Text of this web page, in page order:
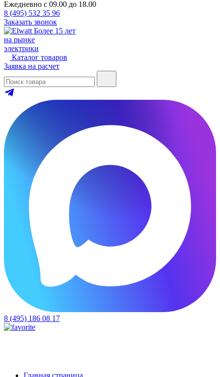
Ежедневно с 09.00 до 18.00
8 (495) 532 35 96
Заказать звонок
Более 15 лет
на рынке
электрики
Каталог товаров
Заявка на расчет
8 (495) 186 08 17
Главная страница